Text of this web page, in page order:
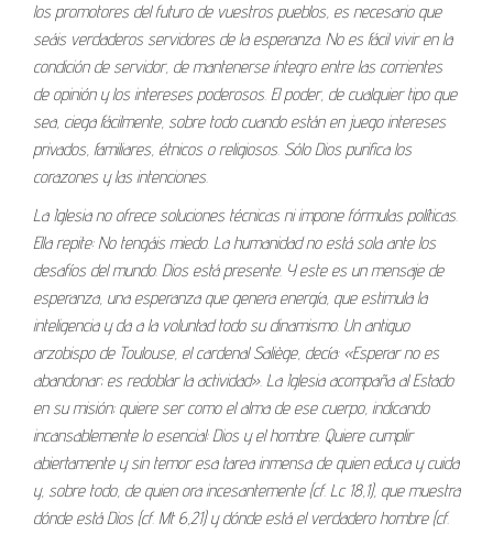
los promotores del futuro de vuestros pueblos, es necesario que
seáis verdaderos servidores de la esperanza. No es fácil vivir en la
condición de servidor, de mantenerse íntegro entre las corrientes
de opinión y los intereses poderosos. El poder, de cualquier tipo que
sea, ciega fácilmente, sobre todo cuando están en juego intereses
privados, familiares, étnicos o religiosos. Sólo Dios purifica los
corazones y las intenciones.
La Iglesia no ofrece soluciones técnicas ni impone fórmulas políticas.
Ella repite: No tengáis miedo. La humanidad no está sola ante los
desafíos del mundo. Dios está presente. Y este es un mensaje de
esperanza, una esperanza que genera energía, que estimula la
inteligencia y da a la voluntad todo su dinamismo. Un antiguo
arzobispo de Toulouse, el cardenal Saliège, decía: «Esperar no es
abandonar; es redoblar la actividad». La Iglesia acompaña al Estado
en su misión; quiere ser como el alma de ese cuerpo, indicando
incansablemente lo esencial: Dios y el hombre. Quiere cumplir
abiertamente y sin temor esa tarea inmensa de quien educa y cuida
y, sobre todo, de quien ora incesantemente (cf. Lc 18,1), que muestra
dónde está Dios (cf. Mt 6,21) y dónde está el verdadero hombre (cf.